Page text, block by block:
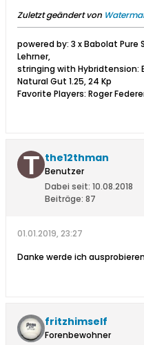
Zuletzt geändert von
powered by: 3 x Babolat Pure
Lehrner,
stringing with Hybridtension:
Natural Gut 1.25, 24 Kp
Favorite Players: Roger
the12thman
Benutzer
Dabei seit: 10.08.2018
Beiträge: 87
01.01.2019, 23:27
Danke werde ich
fritzhimself
Forenbewohner